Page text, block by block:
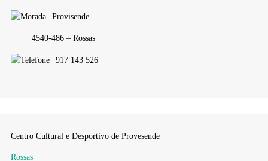
Provisende
4540-486 – Rossas
917 143 526
Centro Cultural e Desportivo de Provesende
Rossas